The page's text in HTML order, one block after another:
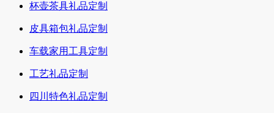
杯壶茶具礼品定制
皮具箱包礼品定制
车载家用工具定制
工艺礼品定制
四川特色礼品定制